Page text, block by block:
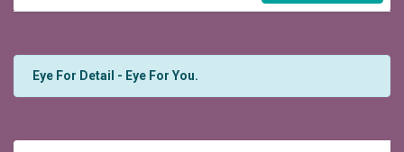
Eye For Detail - Eye For You.